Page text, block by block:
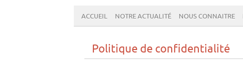
ACCUEIL NOTRE ACTUALITÉ NOUS CONNAITRE
Politique de confidentialité